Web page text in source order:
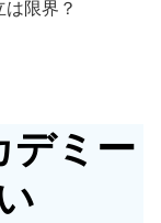
限界？
デミー